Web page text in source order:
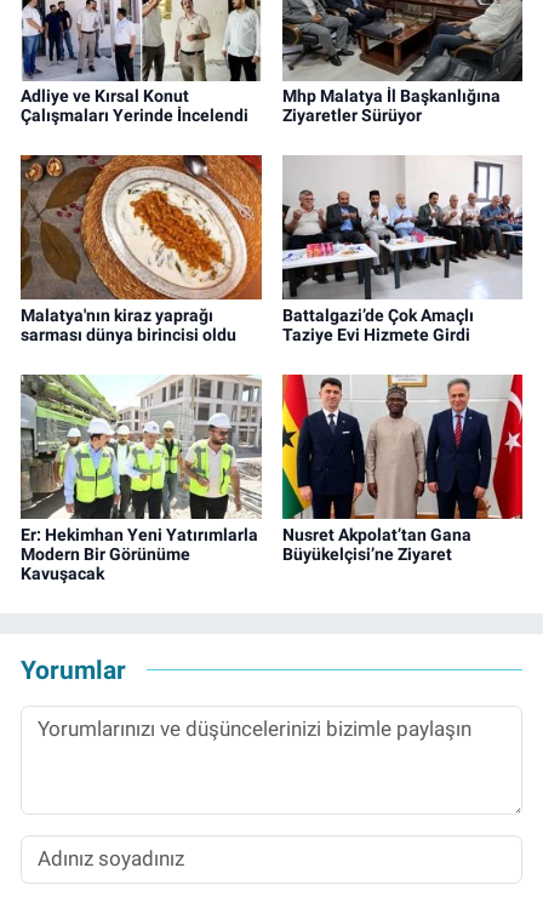
Adliye ve Kırsal Konut
Çalışmaları Yerinde İncelendi
Mhp Malatya İl Başkanlığına
Ziyaretler Sürüyor
Malatya'nın kiraz yaprağı
sarması dünya birincisi oldu
Battalgazi’de Çok Amaçlı
Taziye Evi Hizmete Girdi
Er: Hekimhan Yeni Yatırımlarla
Modern Bir Görünüme
Kavuşacak
Nusret Akpolat’tan Gana
Büyükelçisi’ne Ziyaret
Yorumlar